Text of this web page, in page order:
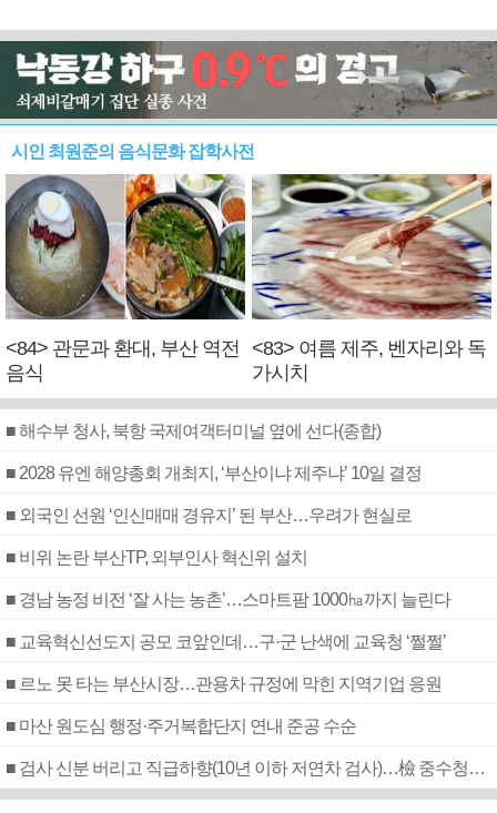
시인 최원준의 음식문화 잡학사전
<84> 관문과 환대, 부산 역전
음식
<83> 여름 제주, 벤자리와 독
가시치
■ 해수부 청사, 북항 국제여객터미널 옆에 선다(종합)
■ 2028 유엔 해양총회 개최지, ‘부산이냐 제주냐’ 10일 결정
■ 외국인 선원 ‘인신매매 경유지’ 된 부산…우려가 현실로
■ 비위 논란 부산TP, 외부인사 혁신위 설치
■ 경남 농정 비전 ‘잘 사는 농촌’…스마트팜 1000㏊까지 늘린다
■ 교육혁신선도지 공모 코앞인데…구·군 난색에 교육청 ‘쩔쩔’
■ 르노 못 타는 부산시장…관용차 규정에 막힌 지역기업 응원
■ 마산 원도심 행정·주거복합단지 연내 준공 수순
■ 검사 신분 버리고 직급하향(10년 이하 저연차 검사)…檢 중수청행 기피